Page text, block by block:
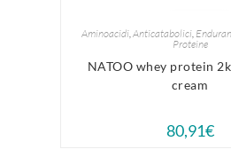
Aminoacidi Anticatabolici
Proteine
NATOO whey protein
cream
80,91€